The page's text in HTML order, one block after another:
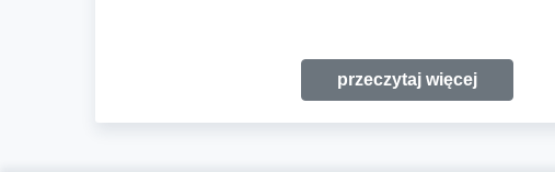
przeczytaj więcej